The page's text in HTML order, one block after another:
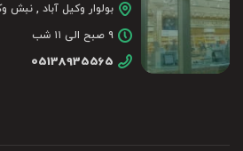
بولوار وکیل آباد , نبش
۹ صبح الی ۱۱ شب
05138935565